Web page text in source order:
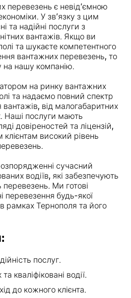
перевезень є невід’ємною
У зв’язку з цим
та надійні послуги з
вантажів. Якщо ви
та шукаєте компетентного
вантажних перевезень, то
на нашу компанію.
на ринку вантажних
та надаємо повний спектр
від малогабаритних
Наші послуги мають
довіреностей та ліцензій,
високий рівень
сучасний
водіїв, які забезпечують
перевезень. Ми готові
перевезення будь-якої
рамках Тернополя та його
послуг.
кваліфіковані водії.
до кожного клієнта.